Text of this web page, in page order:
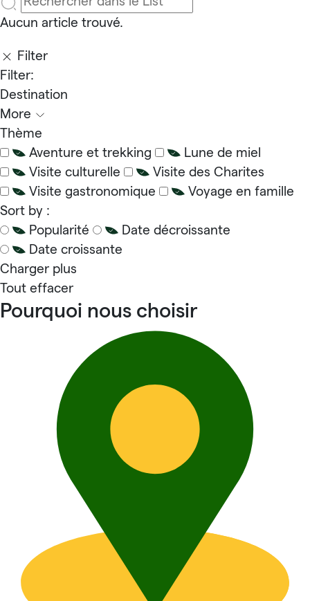
Aucun article trouvé.
Filter
Filter:
Destination
More
Thème
Aventure et trekking
Lune de miel
Visite culturelle
Visite des Charites
Visite gastronomique
Voyage en famille
Sort by :
Popularité
Date décroissante
Date croissante
Charger plus
Tout effacer
Pourquoi nous choisir